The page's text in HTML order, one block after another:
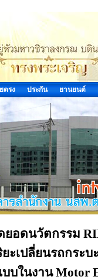
ตรง ประกัน ยานยนต์
ยอดนวัตกรรม
เปลี่ยนรถกระบ
บในงาน Motor